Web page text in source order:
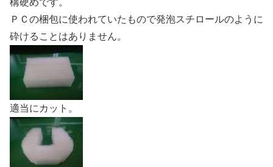
構硬めです。
ＰＣの梱包に使われていたもので発泡スチロールのように
砕けることはありません。
適当にカット。